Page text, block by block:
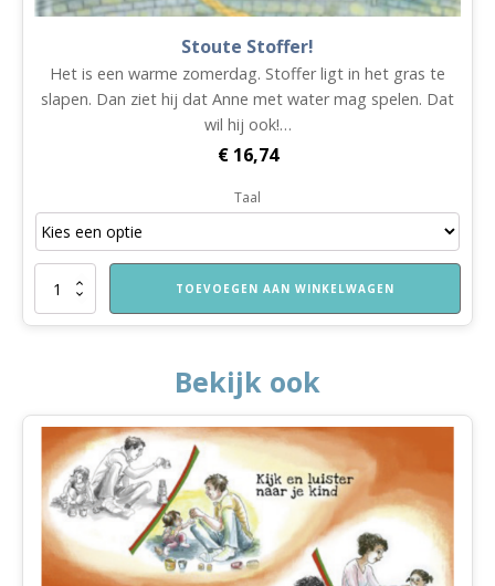
Bekijk ook
Stoute Stoffer!
Het is een warme zomerdag. Stoffer ligt in het gras te
slapen. Dan ziet hij dat Anne met water mag spelen. Dat
wil hij ook!…
€16,74
Taal
Stoute
aantal
TOEVOEGEN AAN WINKELWAGEN